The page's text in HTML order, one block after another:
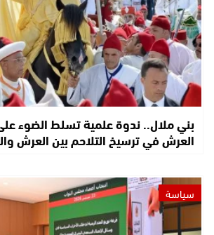
بني ملال.. ندوة علمية تسلط الضوء
العرش في ترسيخ التلاحم بين العرش
سياسة